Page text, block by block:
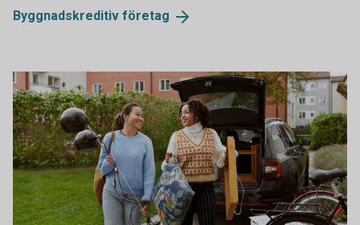
Byggnadskreditiv företag